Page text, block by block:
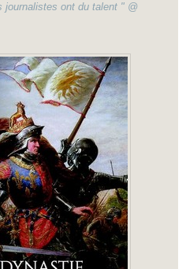
ont du talent " @